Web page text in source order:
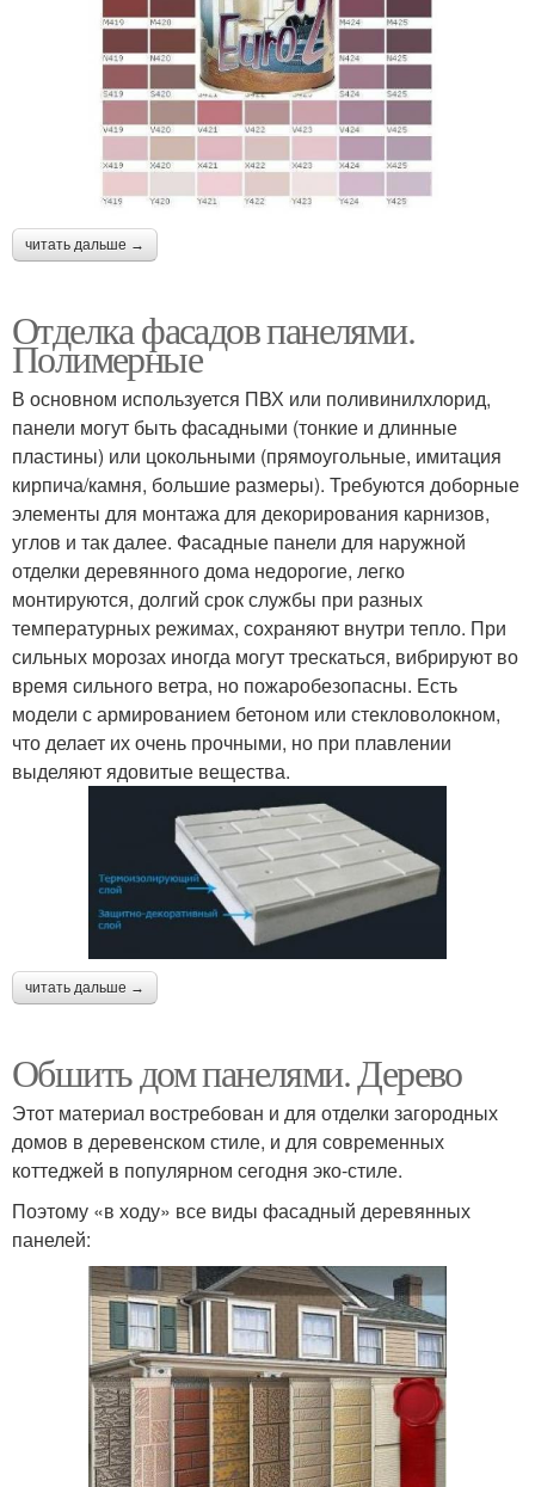
читать дальше →
Отделка фасадов панелями.
Полимерные
В основном используется ПВХ или поливинилхлорид,
панели могут быть фасадными (тонкие и длинные
пластины) или цокольными (прямоугольные, имитация
кирпича/камня, большие размеры). Требуются доборные
элементы для монтажа для декорирования карнизов,
углов и так далее. Фасадные панели для наружной
отделки деревянного дома недорогие, легко
монтируются, долгий срок службы при разных
температурных режимах, сохраняют внутри тепло. При
сильных морозах иногда могут трескаться, вибрируют во
время сильного ветра, но пожаробезопасны. Есть
модели с армированием бетоном или стекловолокном,
что делает их очень прочными, но при плавлении
выделяют ядовитые вещества.
читать дальше →
Обшить дом панелями. Дерево
Этот материал востребован и для отделки загородных
домов в деревенском стиле, и для современных
коттеджей в популярном сегодня эко-стиле.
Поэтому «в ходу» все виды фасадный деревянных
панелей: